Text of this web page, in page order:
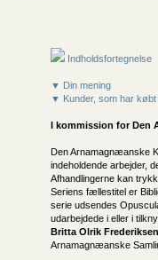
Indholdsfortegnelse
▼ Din mening
▼ Kunder, som har
I kommission forDen
Den Arnamagnæanske
indeholdende arbejder,
Afhandlingerne kan
Seriens fællestitel er
serie udsendes
udarbejdede i eller i
Britta Olrik Frederiksen
Arnamagnæanske